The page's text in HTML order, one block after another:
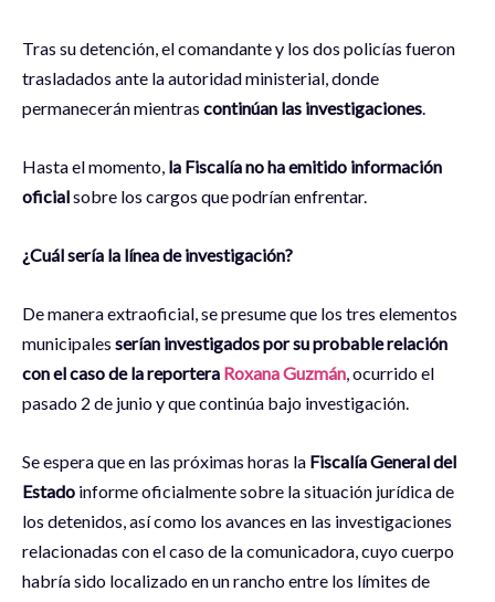
Tras su detención, el comandante y los dos policías fueron
trasladados ante la autoridad ministerial, donde
permanecerán mientras continúan las investigaciones.
Hasta el momento, la Fiscalía no ha emitido información
oficialsobre los cargos que podrían enfrentar.
¿Cuál sería la línea de investigación?
De manera extraoficial, se presume que los tres elementos
municipales serían investigados por su probable relación
con el caso de la reportera Roxana Guzmán, ocurrido el
pasado 2 de junio y que continúa bajo investigación.
Se espera que en las próximas horas la Fiscalía General del
Estado informe oficialmente sobre la situación jurídica de
los detenidos, así como los avances en las investigaciones
relacionadas con el caso de la comunicadora, cuyo cuerpo
habría sido localizado en un rancho entre los límites de